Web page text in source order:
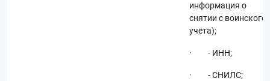
информация о
снятии с воинского
учета);
· - ИНН;
· - СНИЛС;